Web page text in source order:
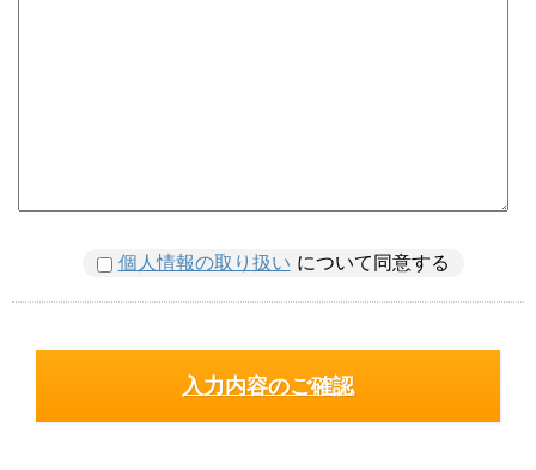
個人情報の取り扱い について同意する